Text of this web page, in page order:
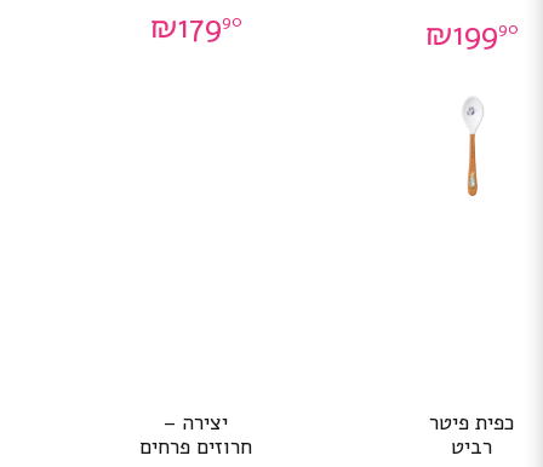
₪19990
₪17990
כפית פיטר
רביט
יצירה –
חרוזים פרחים